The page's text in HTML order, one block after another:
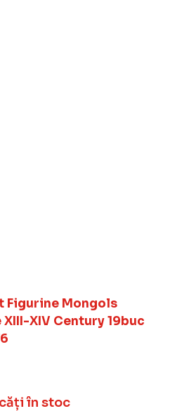
Figurine Mongols
XIV Century 19buc
în stoc